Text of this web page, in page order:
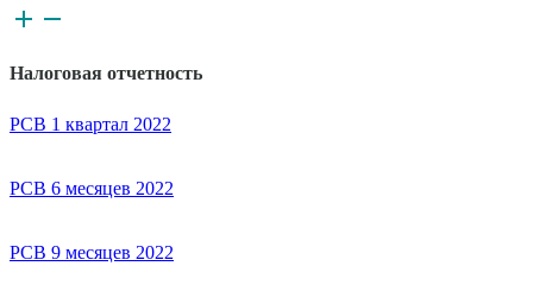
Налоговая отчетность
РСВ 1 квартал 2022
РСВ 6 месяцев 2022
РСВ 9 месяцев 2022